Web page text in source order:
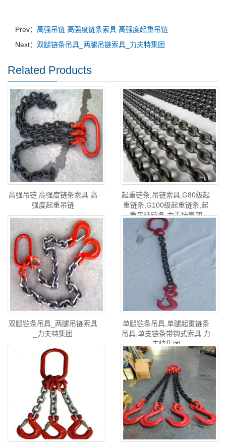
Prev： 高强吊链 高强度链条索具 高强度起重吊链
Next： 双腿链条吊具_两腿吊链索具_力夫特集团
Related Products
高强吊链 高强度链条索具 高
强度起重吊链
起重链条,吊链索具,G80级起
重链条,G100级起重链条,起
重吊装链条 力夫特集团
双腿链条吊具_两腿吊链索具
_力夫特集团
单腿链条吊具,单腿起重链条
吊具,单支链条带钩式索具 力
夫特集团